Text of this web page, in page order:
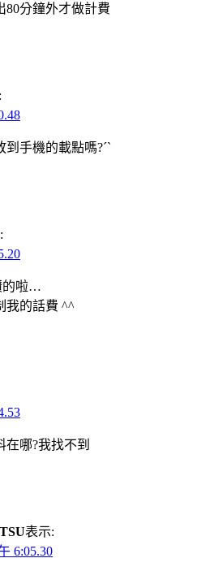
80分鐘外才做計費
手機的載點嗎?ˊˋ
的啦…
我的話費 ^^
在哪?我找不到
表示:
6:05.30